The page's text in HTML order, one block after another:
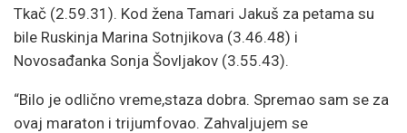
Tkač (2.59.31). Kod žena Tamari Jakuš za petama su
bile Ruskinja Marina Sotnjikova (3.46.48) i
Novosađanka Sonja Šovljakov (3.55.43).
“Bilo je odlično vreme,staza dobra. Spremao sam se za
ovaj maraton i trijumfovao. Zahvaljujem se